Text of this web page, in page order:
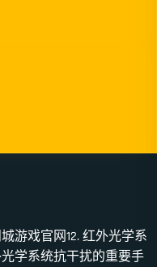
游戏官网12. 红外光学系
学系统抗干扰的重要手